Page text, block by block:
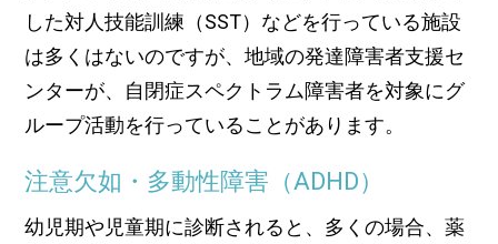
した対人技能訓練（SST）などを行っている施設
は多くはないのですが、地域の発達障害者支援セ
ンターが、自閉症スペクトラム障害者を対象にグ
ループ活動を行っていることがあります。
注意欠如・多動性障害（ADHD）
幼児期や児童期に診断されると、多くの場合、薬